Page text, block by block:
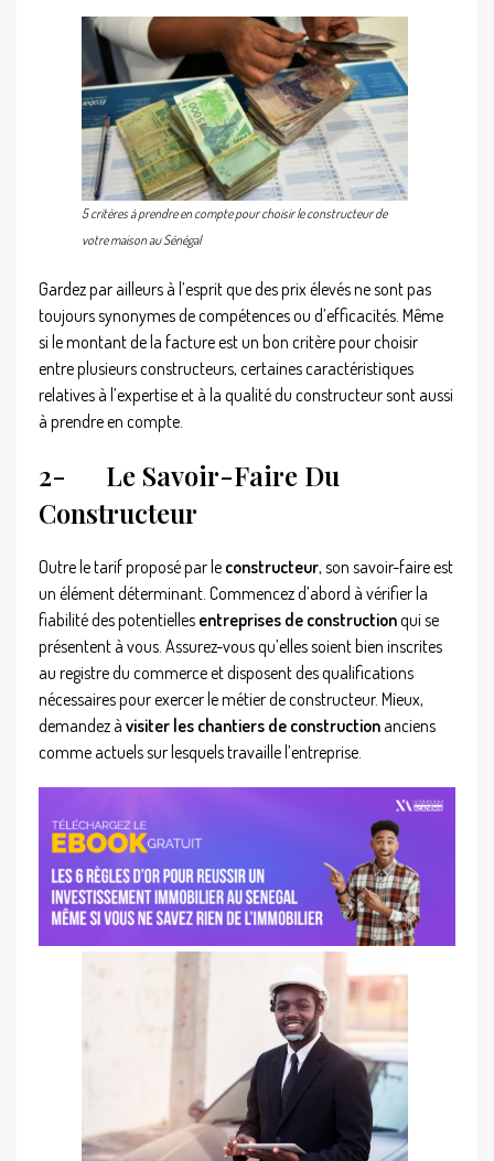
5 critères à prendre en compte pour choisir le constructeur de
votre maison au Sénégal
Gardez par ailleurs à l’esprit que des prix élevés ne sont pas
toujours synonymes de compétences ou d’efficacités. Même
si le montant de la facture est un bon critère pour choisir
entre plusieurs constructeurs, certaines caractéristiques
relatives à l’expertise et à la qualité du constructeur sont aussi
à prendre en compte.
2-
Le Savoir-Faire Du
Constructeur
Outre le tarif proposé par le constructeur, son savoir-faire est
un élément déterminant. Commencez d’abord à vérifier la
fiabilité des potentielles entreprises de constructionqui se
présentent à vous. Assurez-vous qu’elles soient bien inscrites
au registre du commerce et disposent des qualifications
nécessaires pour exercer le métier de constructeur. Mieux,
demandez à visiter les chantiers de construction anciens
comme actuels sur lesquels travaille l’entreprise.